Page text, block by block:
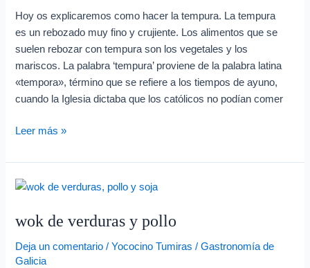
Hoy os explicaremos como hacer la tempura. La tempura
es un rebozado muy fino y crujiente. Los alimentos que se
suelen rebozar con tempura son los vegetales y los
mariscos. La palabra ‘tempura’ proviene de la palabra latina
«tempora», término que se refiere a los tiempos de ayuno,
cuando la Iglesia dictaba que los católicos no podían comer
Leer más »
wok de verduras y pollo
Deja un comentario /Yococino Tumiras /Gastronomía de
Galicia
wok
verduras
pollo